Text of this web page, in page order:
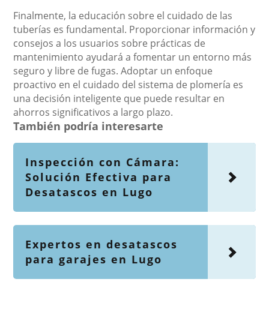
Finalmente, la educación sobre el cuidado de las
tuberías es fundamental. Proporcionar información y
consejos a los usuarios sobre prácticas de
mantenimiento ayudará a fomentar un entorno más
seguro y libre de fugas. Adoptar un enfoque
proactivo en el cuidado del sistema de plomería es
una decisión inteligente que puede resultar en
ahorros significativos a largo plazo.
También podría interesarte
Inspección con Cámara:
Solución Efectiva para
Desatascos en Lugo
Expertos en desatascos
para garajes en Lugo